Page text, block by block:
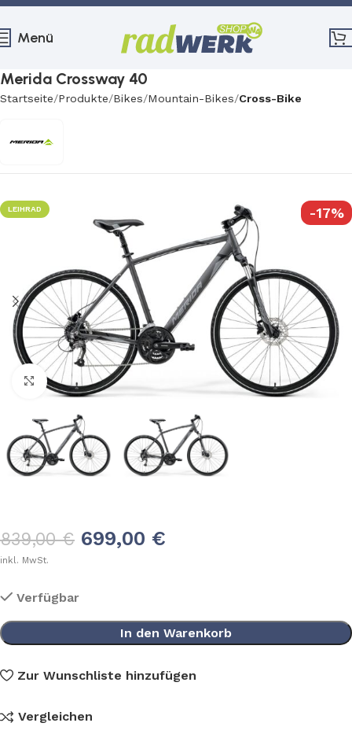
Menü
Merida Crossway 40
Startseite Produkte Bikes Mountain-Bikes Cross-Bike
-17%
LEIHRAD
Klick zum Vergrößern
839,00€ 699,00 €
inkl. MwSt.
Verfügbar
In den Warenkorb
Zur Wunschliste hinzufügen
Vergleichen